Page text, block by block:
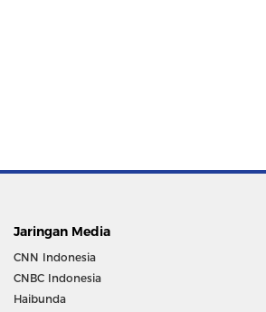
Jaringan Media
CNN Indonesia
CNBC Indonesia
Haibunda